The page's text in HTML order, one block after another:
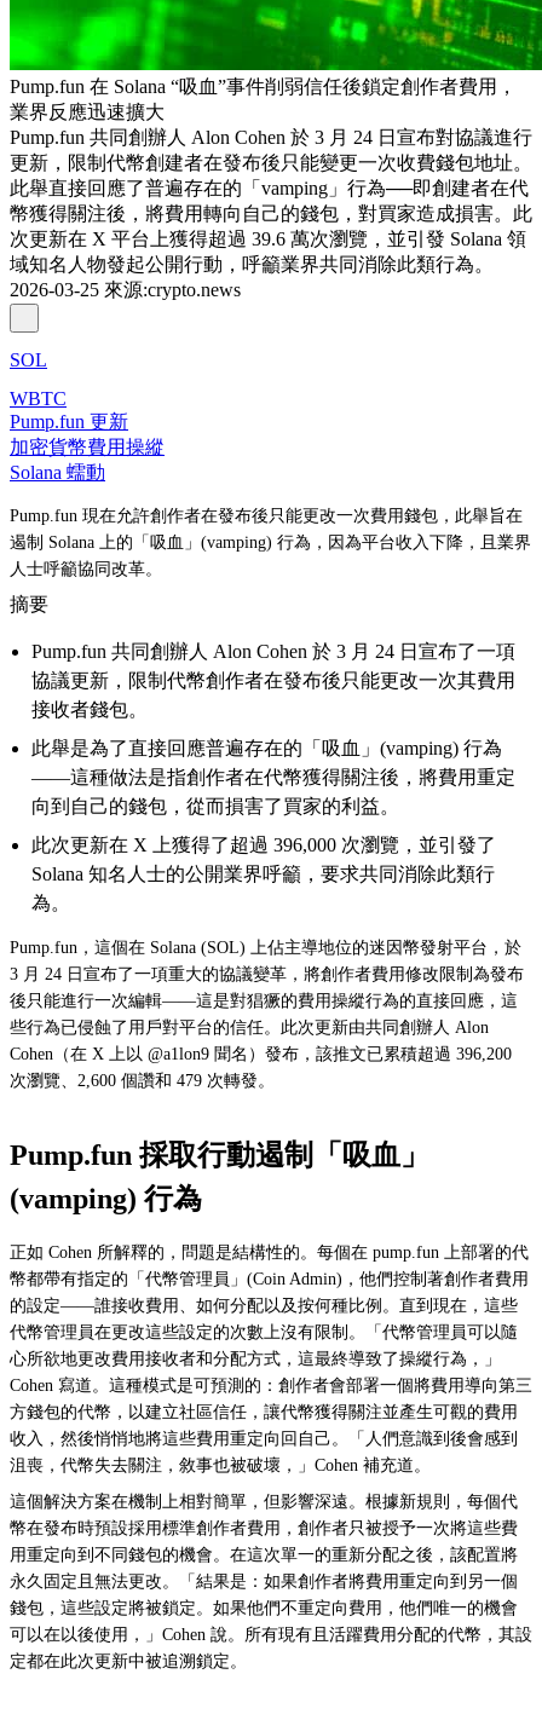
Pump.fun 在 Solana “吸血”事件削弱信任後鎖定創作者費用，
業界反應迅速擴大
Pump.fun 共同創辦人 Alon Cohen 於 3 月 24 日宣布對協議進行
更新，限制代幣創建者在發布後只能變更一次收費錢包地址。
此舉直接回應了普遍存在的「vamping」行為──即創建者在代
幣獲得關注後，將費用轉向自己的錢包，對買家造成損害。此
次更新在 X 平台上獲得超過 39.6 萬次瀏覽，並引發 Solana 領
域知名人物發起公開行動，呼籲業界共同消除此類行為。
2026-03-25 來源:crypto.news
SOL
WBTC
Pump.fun 更新
加密貨幣費用操縱
Solana 蠕動
Pump.fun 現在允許創作者在發布後只能更改一次費用錢包，此舉旨在
遏制 Solana 上的「吸血」(vamping) 行為，因為平台收入下降，且業界
人士呼籲協同改革。
摘要
Pump.fun 共同創辦人 Alon Cohen 於 3 月 24 日宣布了一項
協議更新，限制代幣創作者在發布後只能更改一次其費用
接收者錢包。
此舉是為了直接回應普遍存在的「吸血」(vamping) 行為
——這種做法是指創作者在代幣獲得關注後，將費用重定
向到自己的錢包，從而損害了買家的利益。
此次更新在 X 上獲得了超過 396,000 次瀏覽，並引發了
Solana 知名人士的公開業界呼籲，要求共同消除此類行
為。
Pump.fun，這個在 Solana (SOL) 上佔主導地位的迷因幣發射平台，於
3 月 24 日宣布了一項重大的協議變革，將創作者費用修改限制為發布
後只能進行一次編輯——這是對猖獗的費用操縱行為的直接回應，這
些行為已侵蝕了用戶對平台的信任。此次更新由共同創辦人 Alon
Cohen（在 X 上以 @a1lon9 聞名）發布，該推文已累積超過 396,200
次瀏覽、2,600 個讚和 479 次轉發。
Pump.fun 採取行動遏制「吸血」
(vamping) 行為
正如 Cohen 所解釋的，問題是結構性的。每個在 pump.fun 上部署的代
幣都帶有指定的「代幣管理員」(Coin Admin)，他們控制著創作者費用
的設定——誰接收費用、如何分配以及按何種比例。直到現在，這些
代幣管理員在更改這些設定的次數上沒有限制。「代幣管理員可以隨
心所欲地更改費用接收者和分配方式，這最終導致了操縱行為，」
Cohen 寫道。這種模式是可預測的：創作者會部署一個將費用導向第三
方錢包的代幣，以建立社區信任，讓代幣獲得關注並產生可觀的費用
收入，然後悄悄地將這些費用重定向回自己。「人們意識到後會感到
沮喪，代幣失去關注，敘事也被破壞，」Cohen 補充道。
這個解決方案在機制上相對簡單，但影響深遠。根據新規則，每個代
幣在發布時預設採用標準創作者費用，創作者只被授予一次將這些費
用重定向到不同錢包的機會。在這次單一的重新分配之後，該配置將
永久固定且無法更改。「結果是：如果創作者將費用重定向到另一個
錢包，這些設定將被鎖定。如果他們不重定向費用，他們唯一的機會
可以在以後使用，」Cohen 說。所有現有且活躍費用分配的代幣，其設
定都在此次更新中被追溯鎖定。